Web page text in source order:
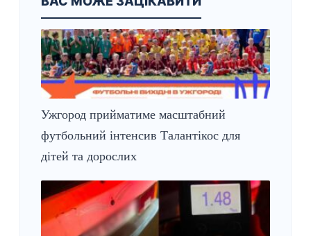
Ужгород прийматиме масштабний
футбольний інтенсив Талантікос для
дітей та дорослих